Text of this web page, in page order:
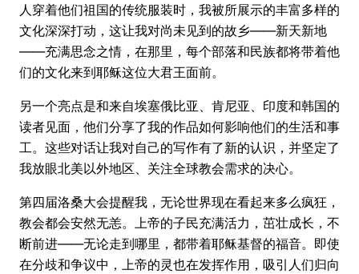
人穿着他们祖国的传统服装时，我被所展示的丰富多样的
文化深深打动，这让我对尚未见到的故乡——新天新地
——充满思念之情，在那里，每个部落和民族都将带着他
们的文化来到耶稣这位大君王面前。
另一个亮点是和来自埃塞俄比亚、肯尼亚、印度和韩国的
读者见面，他们分享了我的作品如何影响他们的生活和事
工。这些对话让我对自己的写作有了新的认识，并坚定了
我放眼北美以外地区、关注全球教会需求的决心。
第四届洛桑大会提醒我，无论世界现在看起来多么疯狂，
教会都会安然无恙。上帝的子民充满活力，茁壮成长，不
断前进——无论走到哪里，都带着耶稣基督的福音。即使
在分歧和争议中，上帝的灵也在发挥作用，吸引人们归向